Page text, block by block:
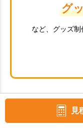
見
グ
など、グッズ
オリジナル雑貨に人気の
で